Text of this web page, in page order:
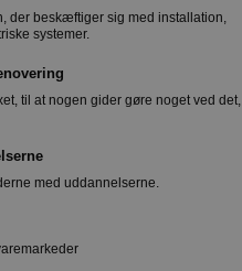
der beskæftiger sig med installation,
systemer.
til at nogen gider gøre noget ved det,
med uddannelserne.